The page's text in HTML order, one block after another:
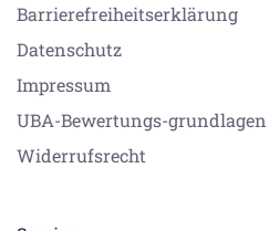
Barrierefreiheitserklärung
Datenschutz
Impressum
UBA-Bewertungs-grundlagen
Widerrufsrecht